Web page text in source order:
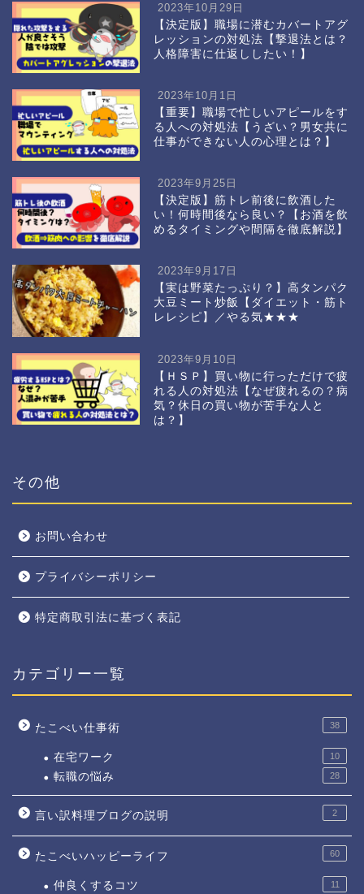
2023年10月29日
【決定版】職場に潜むカバートアグ
レッションの対処法【撃退法とは？
人格障害に仕返ししたい！】
2023年10月1日
【重要】職場で忙しいアピールをす
る人への対処法【うざい？男女共に
仕事ができない人の心理とは？】
2023年9月25日
【決定版】筋トレ前後に飲酒した
い！何時間後なら良い？【お酒を飲
めるタイミングや間隔を徹底解説】
2023年9月17日
【実は野菜たっぷり？】高タンパク
大豆ミート炒飯【ダイエット・筋ト
レレシピ】／やる気★★★
2023年9月10日
【ＨＳＰ】買い物に行っただけで疲
れる人の対処法【なぜ疲れるの？病
気？休日の買い物が苦手な人と
は？】
その他
お問い合わせ
プライバシーポリシー
特定商取引法に基づく表記
カテゴリー一覧
たこべい仕事術 38
在宅ワーク 10
転職の悩み 28
言い訳料理ブログの説明 2
たこべいハッピーライフ 60
仲良くするコツ 11